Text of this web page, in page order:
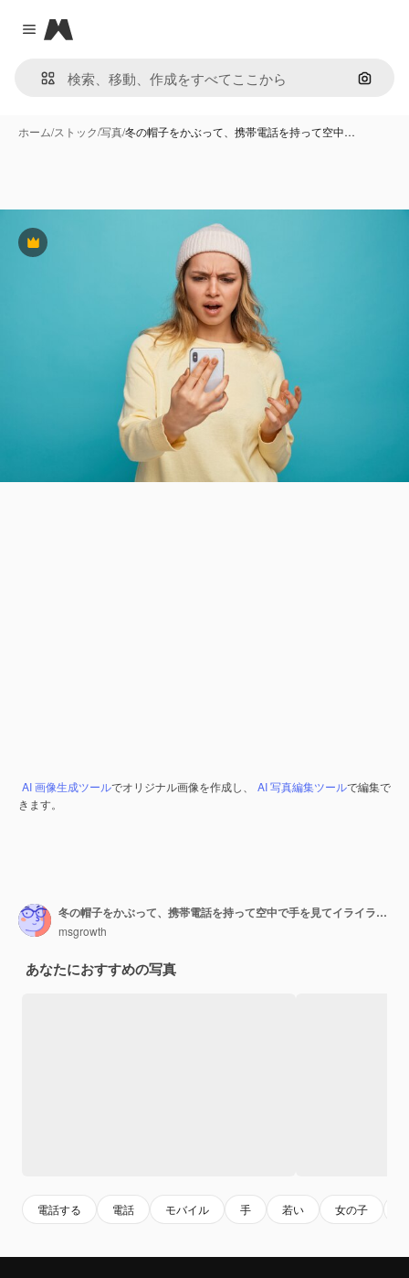
Close menu
Magnific
画像で
ホーム/ストック/写真/冬の帽子をかぶって、携帯電話を持って空中…
Premium
AI 画像生成ツールでオリジナル画像を作成し、 AI 写真編集ツールで編集で
きます。
冬の帽子をかぶって、携帯電話を持って空中で手を見てイライラする少女
msgrowth
あなたにおすすめの写真
電話する 電話 モバイル 手 若い 女の子